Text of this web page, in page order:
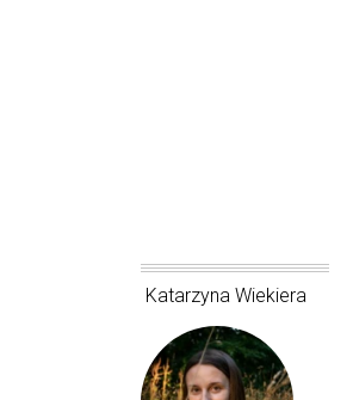
Katarzyna Wiekiera